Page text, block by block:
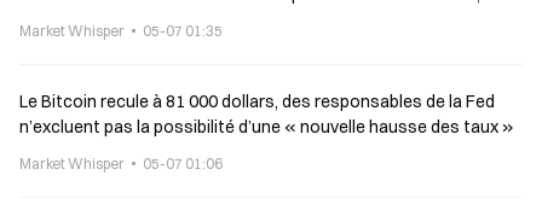
Market Whisper 05-07 01:35
Le Bitcoin recule à 81 000 dollars, des responsables de la Fed
n’excluent pas la possibilité d’une « nouvelle hausse des taux »
Market Whisper 05-07 01:06